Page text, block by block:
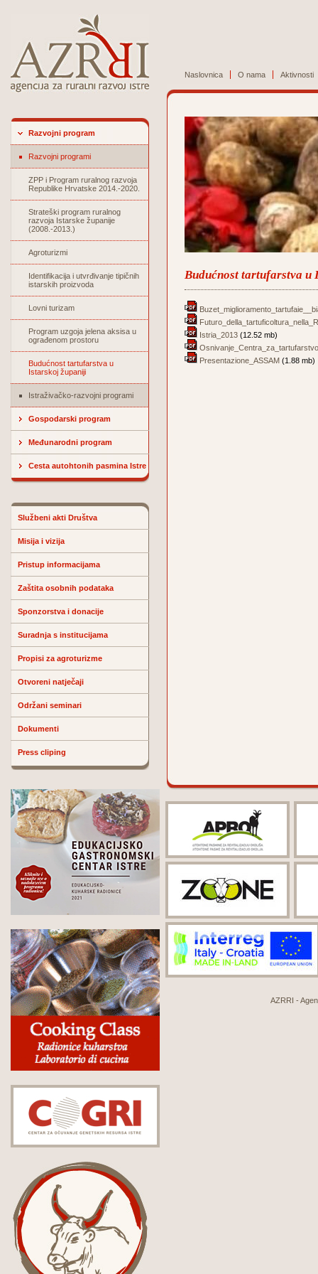
Naslovnica O nama Aktivnosti
Razvojni program
Razvojni programi
ZPP i Program ruralnog razvoja
Republike Hrvatske 2014.-2020.
Strateški program ruralnog
razvoja Istarske županije
(2008.-2013.)
Agroturizmi
Identifikacija i utvrđivanje tipičnih
istarskih proizvoda
Lovni turizam
Program uzgoja jelena aksisa u
ograđenom prostoru
Budućnost tartufarstva u
Istarskoj županiji
Istraživačko-razvojni programi
Gospodarski program
Međunarodni program
Cesta autohtonih pasmina Istre
Službeni akti Društva
Misija i vizija
Pristup informacijama
Zaštita osobnih podataka
Sponzorstva i donacije
Suradnja s institucijama
Propisi za agroturizme
Otvoreni natječaji
Održani seminari
Dokumenti
Press cliping
Budućnost tartufarstva u
Istria_2013 (12.52 mb)
Presentazione_ASSAM (1.88 mb)
AZRRI -